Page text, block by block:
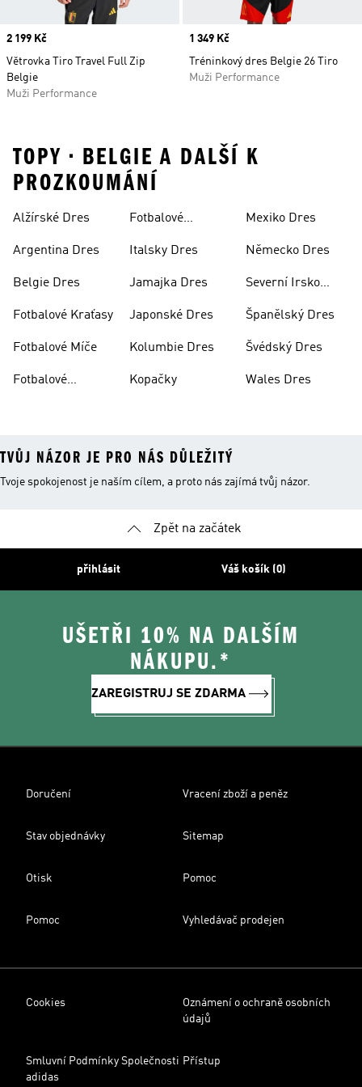
Price
2 199 Kč
Větrovka Tiro Travel Full Zip
Belgie
Muži Performance
Price
1 349 Kč
Tréninkový dres Belgie 26 Tiro
Muži Performance
TOPY • BELGIE A DALŠÍ K
PROZKOUMÁNÍ
Alžírské Dres
Argentina Dres
Belgie Dres
Fotbalové Kraťasy
Fotbalové Míče
Fotbalové
Fotbalové
Italsky Dres
Jamajka Dres
Japonské Dres
Kolumbie Dres
Kopačky
Mexiko Dres
Německo Dres
Severní Irsko
Španělský Dres
Švédský Dres
Wales Dres
TVŮJ NÁZOR JE PRO NÁS DŮLEŽITÝ
Tvoje spokojenost je naším cílem, a proto nás zajímá tvůj názor.
Zpět na začátek
přihlásit Váš košík (0)
UŠETŘI 10% NA DALŠÍM
NÁKUPU.*
ZAREGISTRUJ SE ZDARMA
Doručení Vracení zboží a peněz
Stav objednávky Sitemap
Otisk Pomoc
Pomoc Vyhledávač prodejen
Cookies
Oznámení o ochraně osobních
údajů
Smluvní Podmínky Společnosti
adidas
Přístup